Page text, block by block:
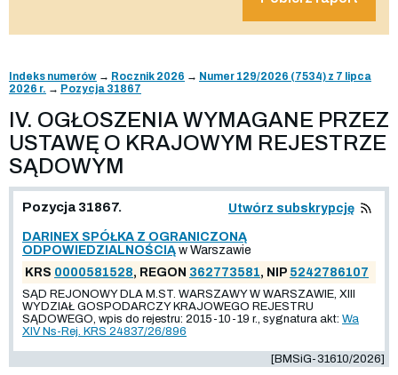
Indeks numerów → Rocznik 2026 → Numer 129/2026 (7534) z 7 lipca
2026 r. → Pozycja 31867
IV. OGŁOSZENIA WYMAGANE PRZEZ
USTAWĘ O KRAJOWYM REJESTRZE
SĄDOWYM
Pozycja 31867. Utwórz subskrypcję
DARINEX SPÓŁKA Z OGRANICZONĄ
ODPOWIEDZIALNOŚCIĄ w Warszawie
KRS 0000581528, REGON 362773581, NIP 5242786107
SĄD REJONOWY DLA M.ST. WARSZAWY W WARSZAWIE, XIII
WYDZIAŁ GOSPODARCZY KRAJOWEGO REJESTRU
SĄDOWEGO, wpis do rejestru: 2015-10-19 r., sygnatura akt: Wa
XIV Ns-Rej. KRS 24837/26/896
[BMSiG-31610/2026]